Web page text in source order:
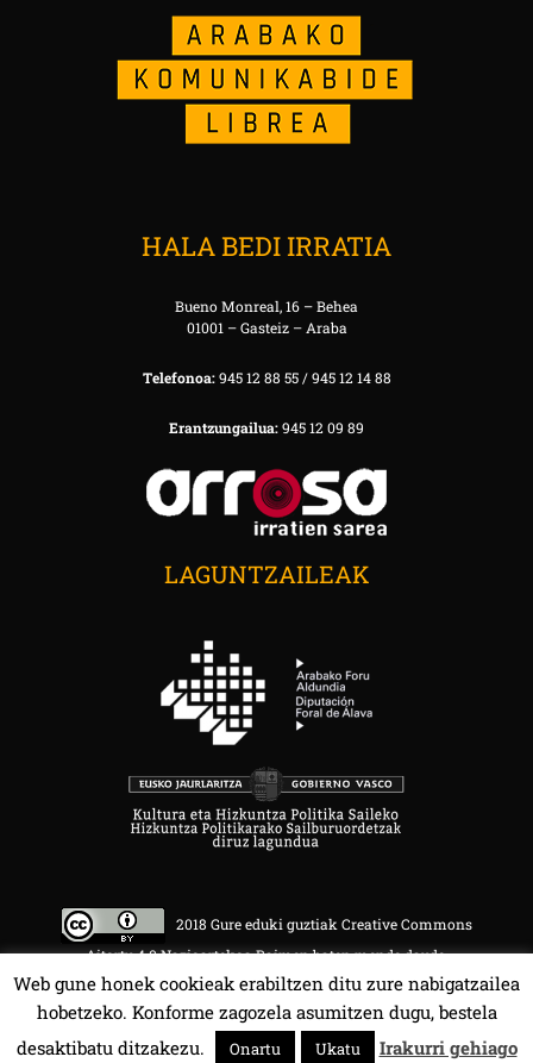
HALA BEDI IRRATIA
Bueno Monreal, 16 – Behea
01001 – Gasteiz – Araba
Telefonoa:945 12 88 55 / 945 12 14 88
Erantzungailua:945 12 09 89
LAGUNTZAILEAK
2018 Gure eduki guztiak Creative Commons
Aitortu 4.0 Nazioartekoa Baimen baten mende daude.
HALA BEDI BAT 107.4 MHz.
Web gune honek cookieak erabiltzen ditu zure nabigatzailea
hobetzeko. Konforme zagozela asumitzen dugu, bestela
desaktibatu ditzakezu.
Onartu Ukatu Irakurri gehiago